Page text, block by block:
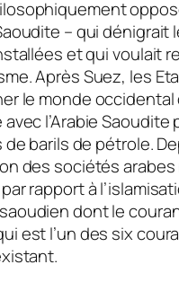
– qui dénigrait
et qui voulait
Après Suez, les
le monde occidental
l’Arabie Saoudite
de barils de pétrole.
des sociétés arabes
rapport à
dont le
est l’un des six